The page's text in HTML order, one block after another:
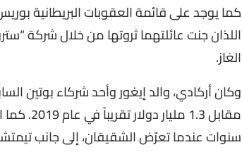
الغاز.
وكان أركادي، والد إيغور وأحد شركاء بوتين
مقابل
سنوات عندما تعرّض الشقيقان، إلى جانب